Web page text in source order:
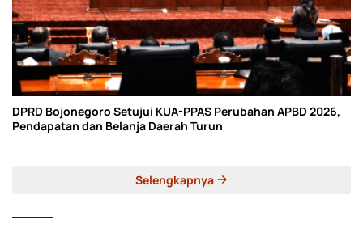
DPRD Bojonegoro Setujui KUA-PPAS Perubahan APBD 2026,
Pendapatan dan Belanja Daerah Turun
Selengkapnya